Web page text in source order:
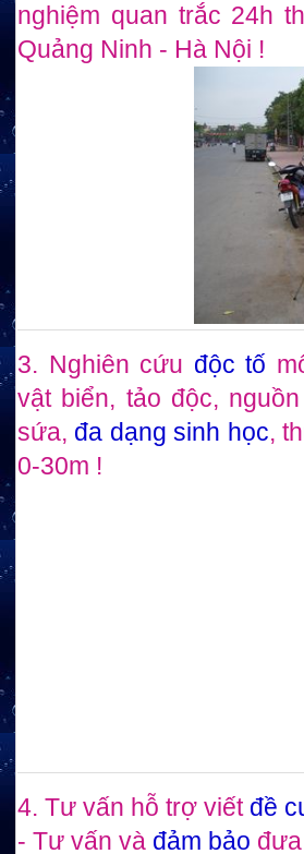
nghiệm quan trắc 24h
Quảng Ninh - Hà Nội !
3. Nghiên cứu độc tố
vật biển, tảo độc,
sứa, đa dạng sinh học,
0-30m !
4. Tư vấn hỗ trợ viết đề
- Tư vấn và đảm bảo